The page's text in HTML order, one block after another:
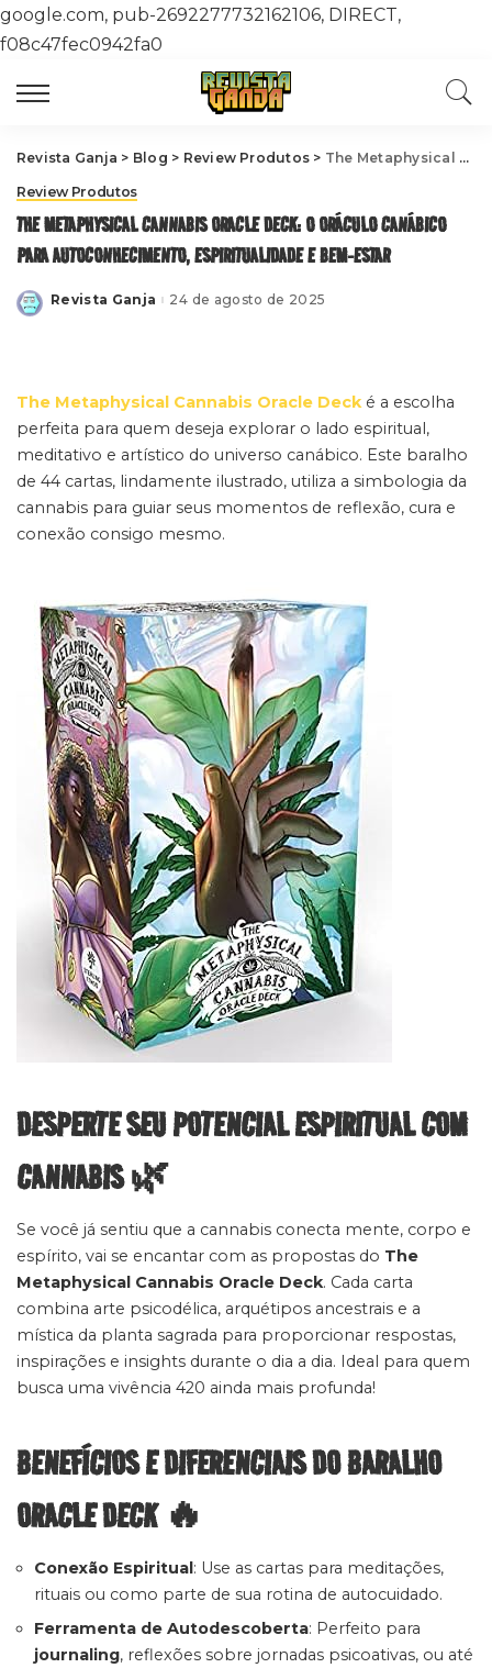
google.com, pub-2692277732162106, DIRECT,
f08c47fec0942fa0
Revista Ganja > Blog > Review Produtos > The Metaphysical Cannabis Oracle Deck: O Oráculo Canábico para Autoconhecimento, Espiritualidade e Bem-estar
Review Produtos
THE METAPHYSICAL CANNABIS ORACLE DECK: O ORÁCULO CANÁBICO
PARA AUTOCONHECIMENTO, ESPIRITUALIDADE E BEM-ESTAR
Posted
Revista Ganja 24 de agosto de 2025
The Metaphysical Cannabis Oracle Decké a escolha
perfeita para quem deseja explorar o lado espiritual,
meditativo e artístico do universo canábico. Este baralho
de 44 cartas, lindamente ilustrado, utiliza a simbologia da
cannabis para guiar seus momentos de reflexão, cura e
conexão consigo mesmo.
DESPERTE SEU POTENCIAL ESPIRITUAL COM
CANNABIS 🌿
Se você já sentiu que a cannabis conecta mente, corpo e
espírito, vai se encantar com as propostas do The
Metaphysical Cannabis Oracle Deck. Cada carta
combina arte psicodélica, arquétipos ancestrais e a
mística da planta sagrada para proporcionar respostas,
inspirações e insights durante o dia a dia. Ideal para quem
busca uma vivência 420 ainda mais profunda!
BENEFÍCIOS E DIFERENCIAIS DO BARALHO
ORACLE DECK 🔥
Conexão Espiritual: Use as cartas para meditações,
rituais ou como parte de sua rotina de autocuidado.
Ferramenta de Autodescoberta: Perfeito para
journaling, reflexões sobre jornadas psicoativas, ou até